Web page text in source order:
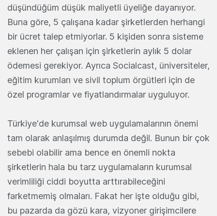
düşündüğüm düşük maliyetli üyeliğe dayanıyor.
Buna göre, 5 çalışana kadar şirketlerden herhangi
bir ücret talep etmiyorlar. 5 kişiden sonra sisteme
eklenen her çalışan için şirketlerin aylık 5 dolar
ödemesi gerekiyor. Ayrıca Socialcast, üniversiteler,
eğitim kurumları ve sivil toplum örgütleri için de
özel programlar ve fiyatlandırmalar uyguluyor.
Türkiye'de kurumsal web uygulamalarının önemi
tam olarak anlaşılmış durumda değil. Bunun bir çok
sebebi olabilir ama bence en önemli nokta
şirketlerin hala bu tarz uygulamaların kurumsal
verimliliği ciddi boyutta arttırabileceğini
farketmemiş olmaları. Fakat her işte olduğu gibi,
bu pazarda da gözü kara, vizyoner girişimcilere